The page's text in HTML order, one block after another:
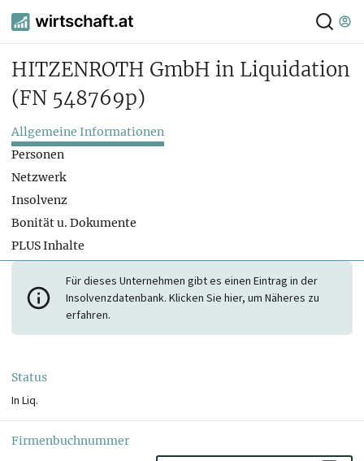
HITZENROTH GmbH in Liquidation
(FN 548769p)
Allgemeine Informationen
Personen
Netzwerk
Insolvenz
Bonität u. Dokumente
PLUS Inhalte
Für dieses Unternehmen gibt es einen Eintrag in der
Insolvenzdatenbank. Klicken Sie hier, um Näheres zu
erfahren.
Status
In Liq.
Firmenbuchnummer